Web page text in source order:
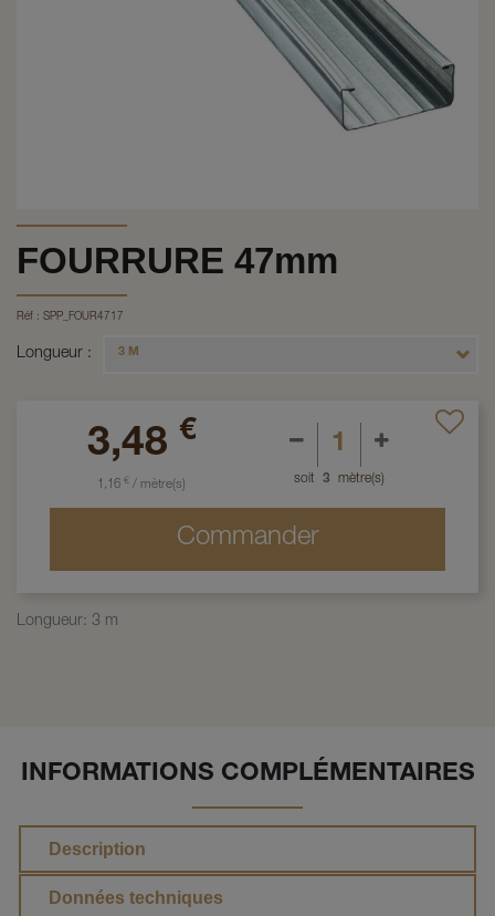
FOURRURE 47mm
Réf : SPP_FOUR4717
Longueur 3 M
3,48 €
1,16 €/ mètre(s) soit 3 mètre(s)
Commander
Longueur: 3 m
INFORMATIONS COMPLÉMENTAIRES
Description
Données techniques